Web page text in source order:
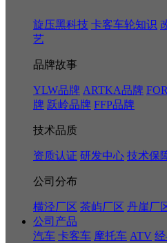
旋压黑科技 卡客车轮知识
艺
品牌故事
YLW品牌 ARTKA品牌
牌 跃岭品牌 FFP品牌
技术品质
资质认证 研发中心 技术保
公司分布
横泾厂区 茶屿厂区 丹崖厂
公司产品
汽车 卡客车 摩托车 ATV